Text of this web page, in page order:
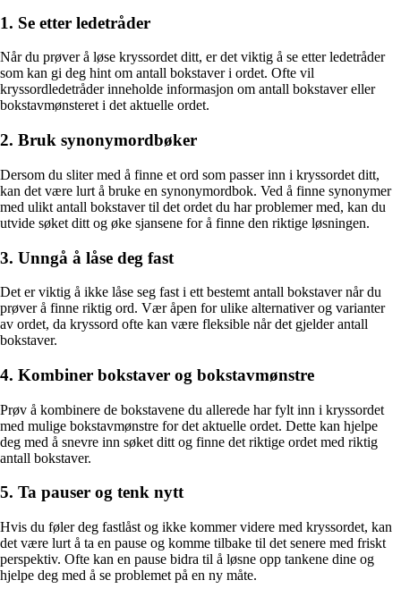
1. Se etter ledetråder
Når du prøver å løse kryssordet ditt, er det viktig å se etter ledetråder
som kan gi deg hint om antall bokstaver i ordet. Ofte vil
kryssordledetråder inneholde informasjon om antall bokstaver eller
bokstavmønsteret i det aktuelle ordet.
2. Bruk synonymordbøker
Dersom du sliter med å finne et ord som passer inn i kryssordet ditt,
kan det være lurt å bruke en synonymordbok. Ved å finne synonymer
med ulikt antall bokstaver til det ordet du har problemer med, kan du
utvide søket ditt og øke sjansene for å finne den riktige løsningen.
3. Unngå å låse deg fast
Det er viktig å ikke låse seg fast i ett bestemt antall bokstaver når du
prøver å finne riktig ord. Vær åpen for ulike alternativer og varianter
av ordet, da kryssord ofte kan være fleksible når det gjelder antall
bokstaver.
4. Kombiner bokstaver og bokstavmønstre
Prøv å kombinere de bokstavene du allerede har fylt inn i kryssordet
med mulige bokstavmønstre for det aktuelle ordet. Dette kan hjelpe
deg med å snevre inn søket ditt og finne det riktige ordet med riktig
antall bokstaver.
5. Ta pauser og tenk nytt
Hvis du føler deg fastlåst og ikke kommer videre med kryssordet, kan
det være lurt å ta en pause og komme tilbake til det senere med friskt
perspektiv. Ofte kan en pause bidra til å løsne opp tankene dine og
hjelpe deg med å se problemet på en ny måte.